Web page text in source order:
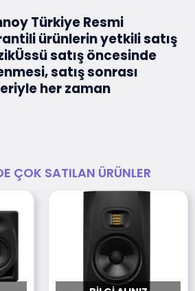
Türkiye Resmi
ürünlerin yetkili satış
satış öncesinde
satış sonrası
her zaman
ÇOK SATILAN ÜRÜNLER